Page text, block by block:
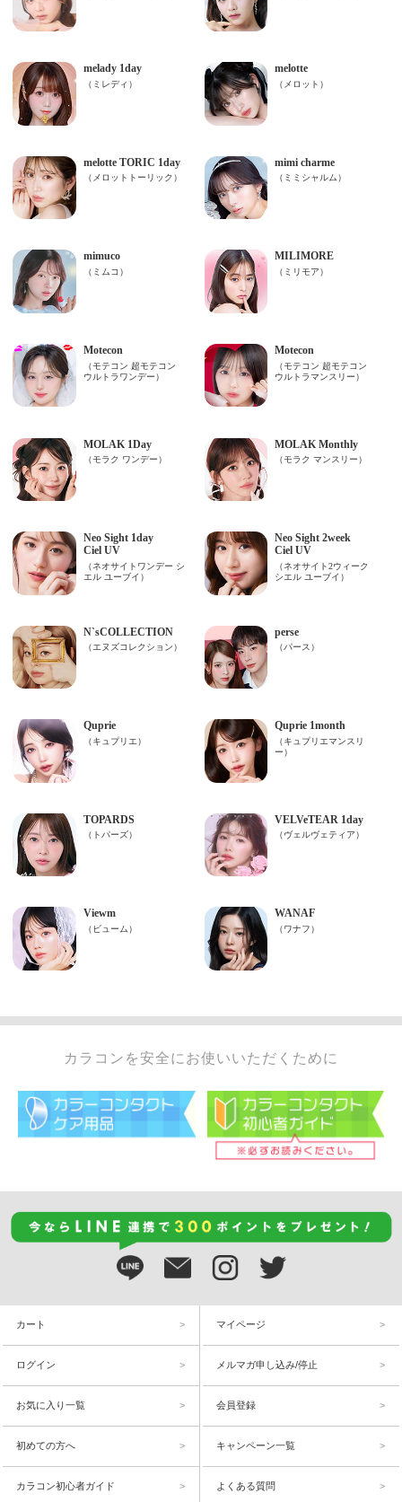
カラコンを安全にお使いいただくために
カート マイページ
ログイン メルマガ申し込み/停止
お気に入り一覧 会員登録
初めての方へ キャンペーン一覧
カラコン初心者ガイド よくある質問